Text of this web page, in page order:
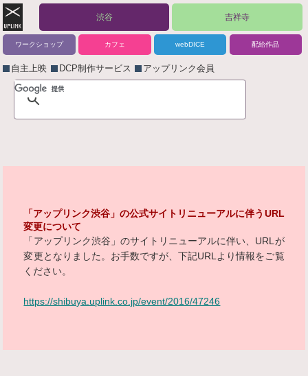
渋谷 吉祥寺
ワークショップ カフェ webDICE 配給作品
自主上映 DCP制作サービス アップリンク会員
「アップリンク渋谷」の公式サイトリニューアルに伴うURL
変更について
「アップリンク渋谷」のサイトリニューアルに伴い、URLが
変更となりました。お手数ですが、下記URLより情報をご覧
ください。
https://shibuya.uplink.co.jp/event/2016/47246